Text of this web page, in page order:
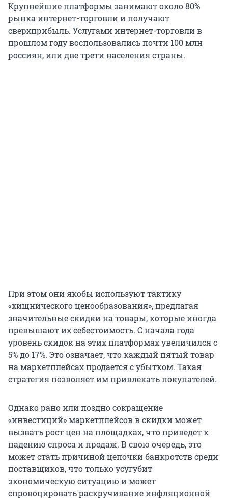
Крупнейшие платформы занимают около 80%
рынка интернет-торговли и получают
сверхприбыль. Услугами интернет-торговли в
прошлом году воспользовались почти 100 млн
россиян, или две трети населения страны.
При этом они якобы используют тактику
«хищнического ценообразования», предлагая
значительные скидки на товары, которые иногда
превышают их себестоимость. С начала года
уровень скидок на этих платформах увеличился с
5% до 17%. Это означает, что каждый пятый товар
на маркетплейсах продается с убытком. Такая
стратегия позволяет им привлекать покупателей.
Однако рано или поздно сокращение
«инвестиций» маркетплейсов в скидки может
вызвать рост цен на площадках, что приведет к
падению спроса и продаж. В свою очередь, это
может стать причиной цепочки банкротств среди
поставщиков, что только усугубит
экономическую ситуацию и может
спровоцировать раскручивание инфляционной